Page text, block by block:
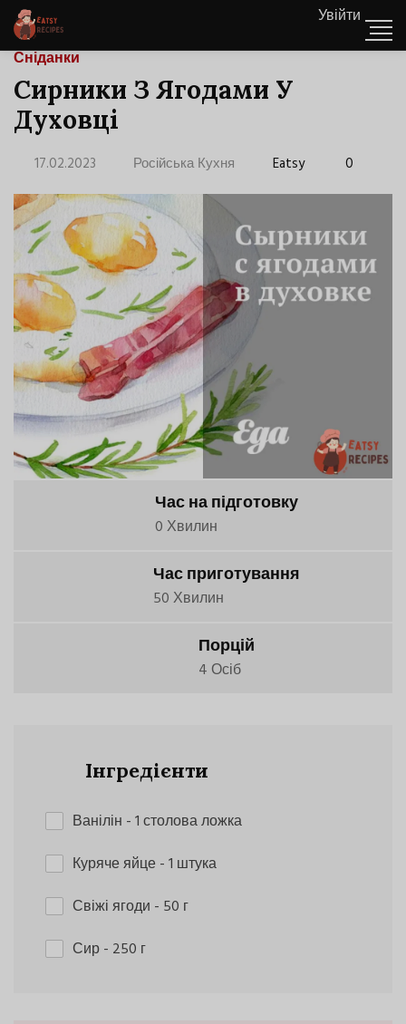
Увійти
Сніданки
Сирники З Ягодами У
Духовці
17.02.2023 Російська Кухня Eatsy 0
Час на підготовку
0 Хвилин
Час приготування
50 Хвилин
Порцій
4 Осіб
Інгредієнти
Ванілін - 1 столова ложка
Куряче яйце- 1 штука
Свіжі ягоди - 50 г
Сир- 250 г